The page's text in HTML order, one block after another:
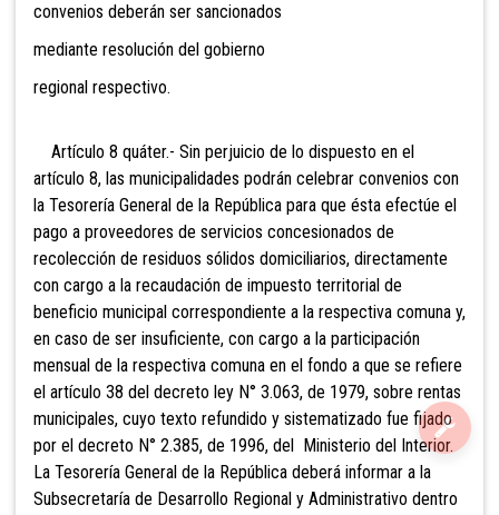
convenios deberán ser sancionados
mediante resolución del gobierno
regional respectivo.
Artículo 8 quáter.- Sin perjuicio de lo dispuesto en el
artículo 8, las municipalidades podrán celebrar convenios con
la Tesorería General de la República para que ésta efectúe el
pago a proveedores de servicios concesionados de
recolección de residuos sólidos domiciliarios, directamente
con cargo a la recaudación de impuesto territorial de
beneficio municipal correspondiente a la respectiva comuna y,
en caso de ser insuficiente, con cargo a la participación
mensual de la respectiva comuna en el fondo a que se refiere
el artículo 38 del decreto ley N° 3.063, de 1979, sobre rentas
municipales, cuyo texto refundido y sistematizado fue fijado
por el decreto N° 2.385, de 1996, del Ministerio del Interior.
La Tesorería General de la República deberá informar a la
Subsecretaría de Desarrollo Regional y Administrativo dentro